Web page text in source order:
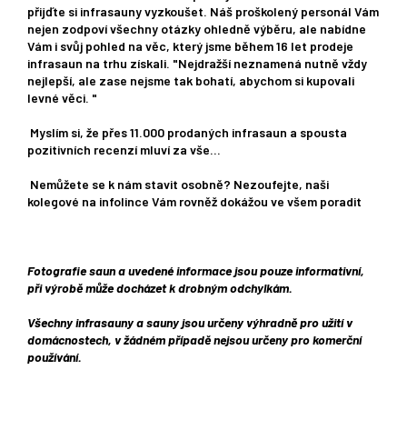
přijďte si infrasauny vyzkoušet. Náš proškolený personál Vám
nejen zodpoví všechny otázky ohledně výběru, ale nabídne
Vám i svůj pohled na věc, který jsme během 16 let prodeje
infrasaun na trhu získali. "Nejdražší neznamená nutně vždy
nejlepší, ale zase nejsme tak bohatí, abychom si kupovali
levné věci. "
Myslím si, že přes 11.000 prodaných infrasaun a spousta
pozitivních recenzí mluví za vše...
Nemůžete se k nám stavit osobně? Nezoufejte, naši
kolegové na infolince Vám rovněž dokážou ve všem poradit
Fotografie saun a uvedené informace jsou pouze informativní,
při výrobě může docházet k drobným odchylkám.
Všechny infrasauny a sauny jsou určeny výhradně pro užití v
domácnostech, v žádném případě nejsou určeny pro komerční
používání.